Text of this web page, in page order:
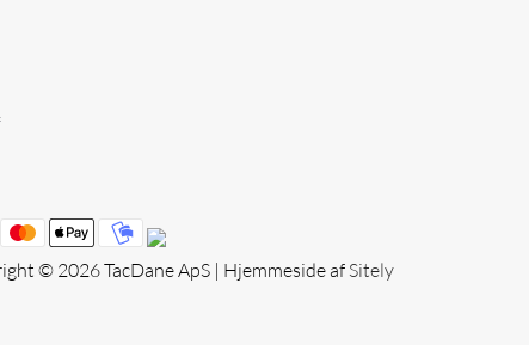
© 2026 TacDane ApS | Hjemmeside afSitely